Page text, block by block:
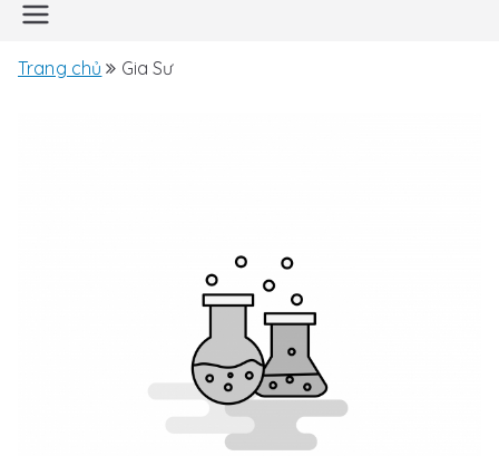
Trang chủ Gia Sư